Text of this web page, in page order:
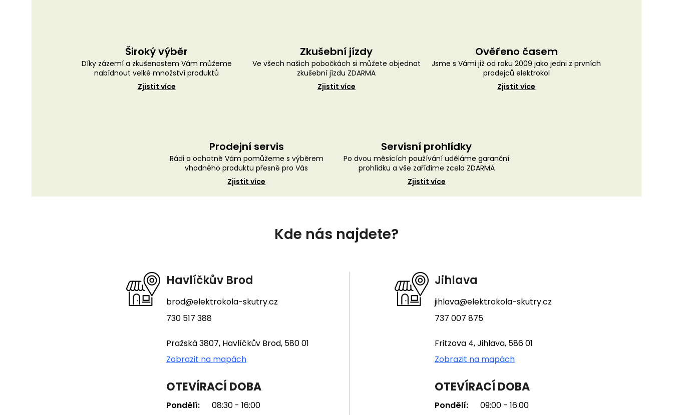
Široký výběr
Díky zázemí a zkušenostem Vám můžeme
nabídnout velké množství produktů
Zjistit více
Zkušební jízdy
Ve všech našich pobočkách si můžete objednat
zkušební jízdu ZDARMA
Zjistit více
Ověřeno časem
Jsme s Vámi již od roku 2009 jako jedni z prvních
prodejců elektrokol
Zjistit více
Prodejní servis
Rádi a ochotně Vám pomůžeme s výběrem
vhodného produktu přesně pro Vás
Zjistit více
Servisní prohlídky
Po dvou měsících používání uděláme garanční
prohlídku a vše zařídíme zcela ZDARMA
Zjistit více
Kde nás najdete?
Havlíčkův Brod
brod@elektrokola-skutry.cz
730 517 388
Pražská 3807, Havlíčkův Brod, 580 01
Zobrazit na mapách
OTEVÍRACÍ DOBA
Pondělí:
08:30 - 16:00
Jihlava
jihlava@elektrokola-skutry.cz
737 007 875
Fritzova 4, Jihlava, 586 01
Zobrazit na mapách
OTEVÍRACÍ DOBA
Pondělí:
09:00 - 16:00